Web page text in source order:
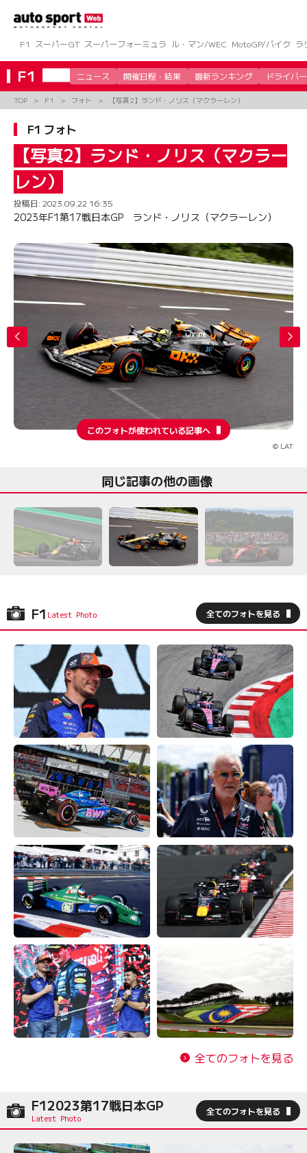
ツ
へ
ス
キ
ッ
F1 スーパーGT スーパーフォーミュラ ル・マン/WEC MotoGP/バイク ラ
F1 ニュース 開催日程・結果 最新ランキング ドライバー
TOP F1 フォト 【写真2】ランド・ノリス（マクラーレン）
F1 フォト
【写真2】ランド・ノリス（マクラー
レン）
投稿日: 2023.09.22 16:35
2023年F1第17戦日本GP ランド・ノリス（マクラーレン）
このフォトが使われている記事へ
© LAT
同じ記事の他の画像
F1 全てのフォトを見る
全てのフォトを見る
F12023第17戦日本GP 全てのフォトを見る